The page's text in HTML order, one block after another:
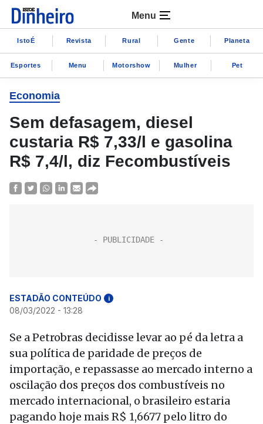
Menu
IstoÉ Revista Rural Gente Planeta
Esportes Menu Motorshow Mulher Pet
Economia
Sem defasagem, diesel
custaria R$ 7,33/l e gasolina
R$ 7,4/l, diz Fecombustíveis
ESTADÃO CONTEÚDO i
08/03/2022 - 13:28
Se a Petrobras decidisse levar ao pé da letra a
sua política de paridade de preços de
importação, e repassasse ao mercado interno a
oscilação dos preços dos combustíveis no
mercado internacional, o brasileiro estaria
pagando hoje mais R$ 1,6677 pelo litro do